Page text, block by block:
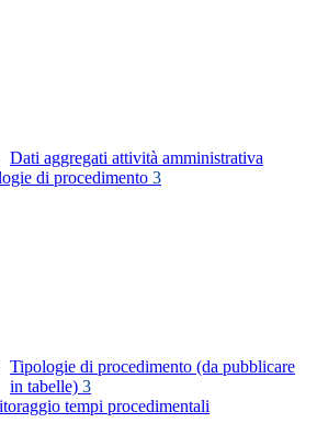
Dati aggregati attività amministrativa
di procedimento 3
Tipologie di procedimento (da pubblicare
in tabelle) 3
tempi procedimentali